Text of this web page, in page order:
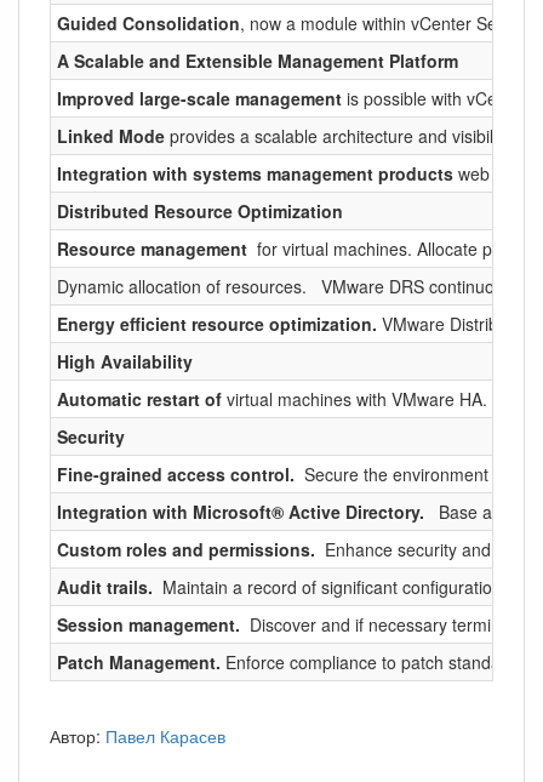
Guided Consolidation, now a module within vCenter
A Scalable and Extensible Management Platform
Improved large-scale management is possible with vCenter
Linked Mode provides a scalable architecture and visibility
Integration with systems management products web
Distributed Resource Optimization
Resource management for virtual machines. Allocate
Dynamic allocation of resources. VMware DRS continuously
Energy efficient resource optimization. VMware Distributed
High Availability
Automatic restart of virtual machines with VMware HA.
Security
Fine-grained access control. Secure the environment with
Integration with Microsoft® Active Directory. Base access
Custom roles and permissions. Enhance security and
Audit trails. Maintain a record of significant configuration
Session management. Discover and if necessary terminate
Patch Management. Enforce compliance to patch standards
Автор: Павел Карасев